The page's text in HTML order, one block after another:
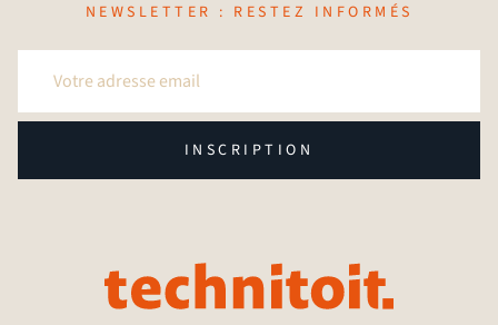
NEWSLETTER : RESTEZ INFORMÉS
INSCRIPTION